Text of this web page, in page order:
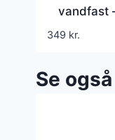
vandfast
349 kr.
Se